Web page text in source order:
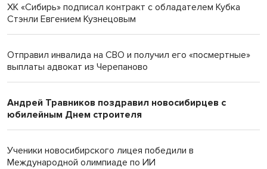
ХК «Сибирь» подписал контракт с обладателем Кубка
Стэнли Евгением Кузнецовым
Отправил инвалида на СВО и получил его «посмертные»
выплаты адвокат из Черепаново
Андрей Травников поздравил новосибирцев с
юбилейным Днем строителя
Ученики новосибирского лицея победили в
Международной олимпиаде по ИИ